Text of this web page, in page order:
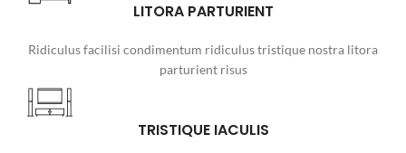
LITORA PARTURIENT
Ridiculus facilisi condimentum ridiculus tristique nostra litora
parturient risus
TRISTIQUE IACULIS